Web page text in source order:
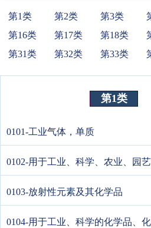
第1类 第2类 第3类
第16类
第17类 第18类
第31类
第32类 第33类
第1类
0101-工业气体，单质
0102-用于工业、科学、农业、园
0103-放射性元素及其化学品
0104-用于工业、科学的化学品、